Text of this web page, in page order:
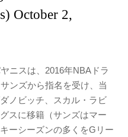
October 2,
ニスは、2016年NBAドラ
ンズから指名を受け、当
ノビッチ、スカル・ラビ
スに移籍（サンズはマー
ーシーズンの多くをGリー